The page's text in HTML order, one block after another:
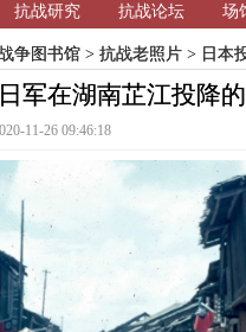
抗战研究 抗战论坛 场
争图书馆> 抗战老照片> 日本
军在湖南芷江投降
11-26 09:46:18